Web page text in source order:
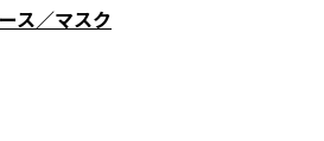
ス／マスク